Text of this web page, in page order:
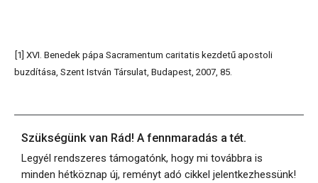
[1] XVI. Benedek pápa Sacramentum caritatis kezdetű apostoli
buzdítása, Szent István Társulat, Budapest, 2007, 85.
Szükségünk van Rád! A fennmaradás a tét.
Legyél rendszeres támogatónk, hogy mi továbbra is
minden hétköznap új, reményt adó cikkel jelentkezhessünk!